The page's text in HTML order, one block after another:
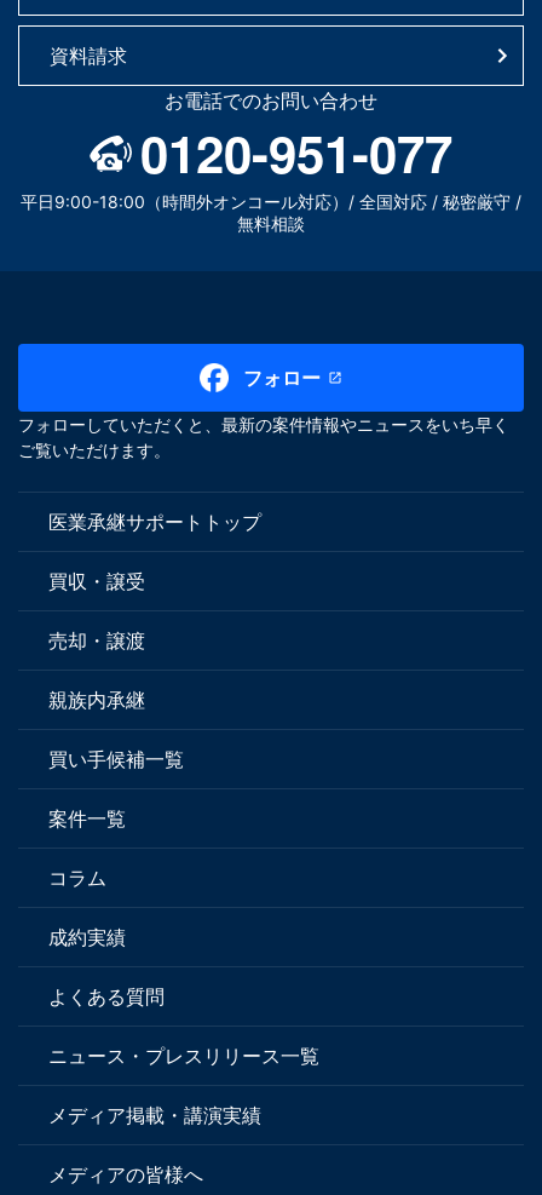
資料請求
お電話でのお問い合わせ
0120-951-077
平日9:00-18:00（時間外オンコール対応）/ 全国対応 / 秘密厳守 /
無料相談
フォロー
フォローしていただくと、最新の案件情報やニュースをいち早く
ご覧いただけます。
医業承継サポートトップ
買収・譲受
売却・譲渡
親族内承継
買い手候補一覧
案件一覧
コラム
成約実績
よくある質問
ニュース・プレスリリース一覧
メディア掲載・講演実績
メディアの皆様へ